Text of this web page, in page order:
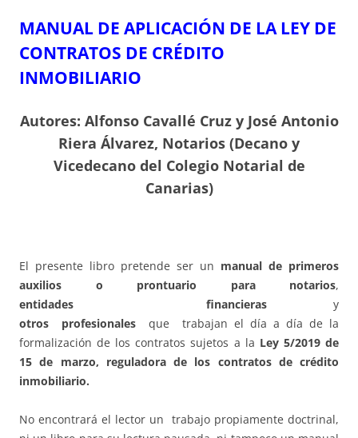
MANUAL DE APLICACIÓN DE LA LEY DE
CONTRATOS DE CRÉDITO
INMOBILIARIO
Autores: Alfonso Cavallé Cruz y José Antonio
Riera Álvarez, Notarios (Decano y
Vicedecano del Colegio Notarial de
Canarias)
El presente libro pretende ser un manual de primeros
auxilios o prontuario para notarios,
entidades financieras y
otros profesionales que trabajan el día a día de la
formalización de los contratos sujetos a la Ley 5/2019 de
15 de marzo, reguladora de los contratos de crédito
inmobiliario.
No encontrará el lector un trabajo propiamente doctrinal,